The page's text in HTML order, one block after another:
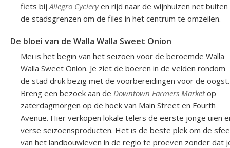
fiets bij Allegro Cycleryen rijd naar de wijnhuizen net buiten
de stadsgrenzen om de files in het centrum te omzeilen.
De bloei van de Walla Walla Sweet Onion
Mei is het begin van het seizoen voor de beroemde Walla
Walla Sweet Onion. Je ziet de boeren in de velden rondom
de stad druk bezig met de voorbereidingen voor de oogst.
Breng een bezoek aan de Downtown Farmers Marketop
zaterdagmorgen op de hoek van Main Street en Fourth
Avenue. Hier verkopen lokale telers de eerste jonge uien
verse seizoensproducten. Het is de beste plek om de
van het landbouwleven in de regio te proeven zonder dat